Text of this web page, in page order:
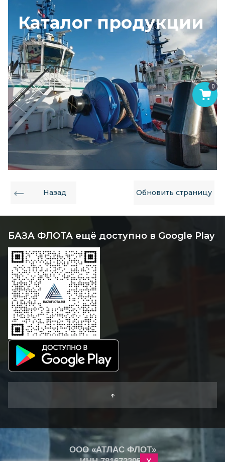
0
Каталог продукции
Назад Обновить страницу
БАЗА ФЛОТА ещё доступно в Google Play
↑
ООО «АТЛАС ФЛОТ»